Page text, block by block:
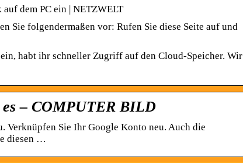
dem PC ein | NETZWELT
Sie folgendermaßen vor: Rufen Sie diese Seite auf und
habt ihr schneller Zugriff auf den Cloud-Speicher. Wir
– COMPUTER BILD
Sie Ihr Google Konto neu. Auch die
diesen …